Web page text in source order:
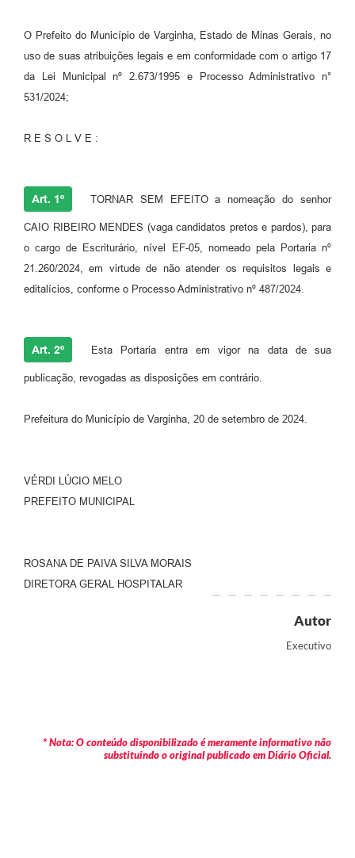
O Prefeito do Município de Varginha, Estado de Minas Gerais, no
uso de suas atribuições legais e em conformidade com o artigo 17
da Lei Municipal nº 2.673/1995 e Processo Administrativo n°
531/2024;
R E S O L V E :
Art. 1º TORNAR SEM EFEITO a nomeação do senhor
CAIO RIBEIRO MENDES (vaga candidatos pretos e pardos), para
o cargo de Escriturário, nível EF-05, nomeado pela Portaria nº
21.260/2024, em virtude de não atender os requisitos legais e
editalícios, conforme o Processo Administrativo nº 487/2024.
Art. 2º Esta Portaria entra em vigor na data de sua
publicação, revogadas as disposições em contrário.
Prefeitura do Município de Varginha, 20 de setembro de 2024.
VÉRDI LÚCIO MELO
PREFEITO MUNICIPAL
ROSANA DE PAIVA SILVA MORAIS
DIRETORA GERAL HOSPITALAR
Autor
Executivo
* Nota: O conteúdo disponibilizado é meramente informativo não
substituindo o original publicado em Diário Oficial.